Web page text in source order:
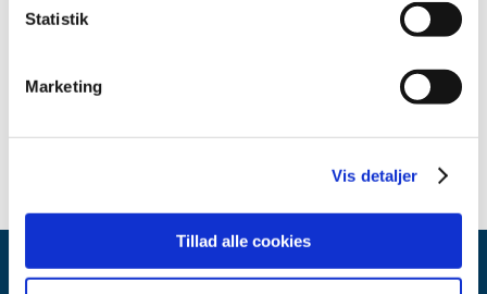
Statistik
Marketing
Vis detaljer
Tillad alle cookies
Sikkerhedsmeddelelse om Trifecta Valve og Trifecta Valve w.
Glide Technology (engelsk)
Sikkerhedsmeddelelse om Trifecta Valve og Trifecta Valve w.
Glide Technology (dansk)